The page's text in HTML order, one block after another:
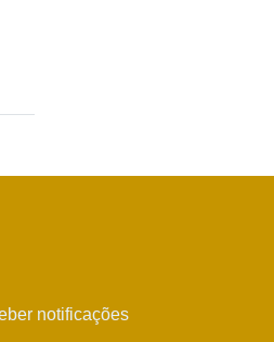
notificações